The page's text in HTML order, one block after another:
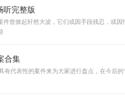
听完整版
起轩然大波，它们或因手段残忍，或因情节曲折，成
的迷宫，而我们要做的，就是跟随历史的线索，
疑；也会剖析犯罪动机，思考人性的善恶。
合集
有代表性的案件来为大家进行盘点，在今后